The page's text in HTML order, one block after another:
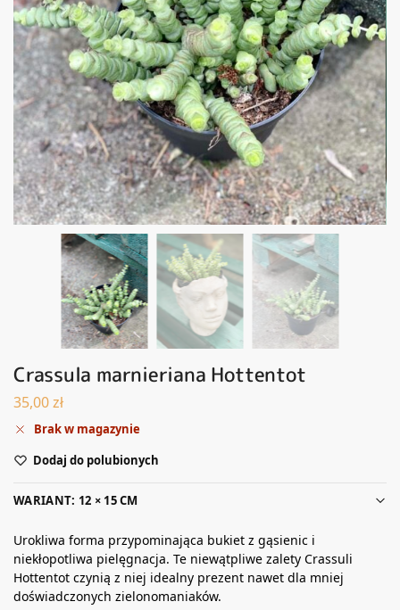
Crassula marnieriana Hottentot
35,00zł
Brak w magazynie
Dodaj do polubionych
WARIANT: 12 × 15 CM
Urokliwa forma przypominająca bukiet z gąsienic i
niekłopotliwa pielęgnacja. Te niewątpliwe zalety Crassuli
Hottentot czynią z niej idealny prezent nawet dla mniej
doświadczonych zielonomaniaków.